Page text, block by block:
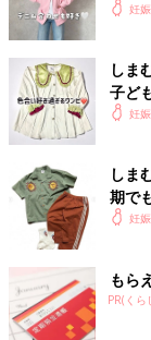
妊
しま
子ど
ラボ
妊
しま
期で
秋の
妊
もら
PR(くら